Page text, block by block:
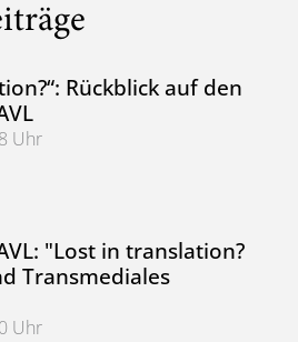
Rückblick auf den
Uhr
Rückblick auf den Studientag der
"Lost in translation?
Transmediales
Uhr